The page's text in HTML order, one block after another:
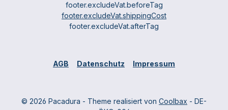
footer.excludeVat.beforeTag
footer.excludeVat.shippingCost
footer.excludeVat.afterTag
AGB Datenschutz Impressum
© 2026 Pacadura - Theme realisiert von Coolbax - DE-